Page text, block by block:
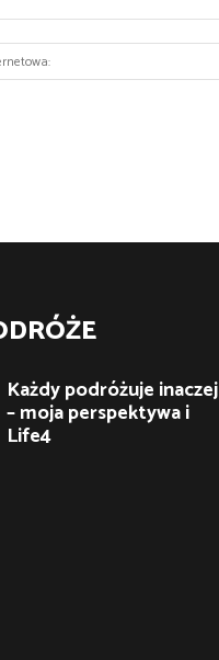
Każdy podróżuje inaczej
– moja perspektywa i
Life4